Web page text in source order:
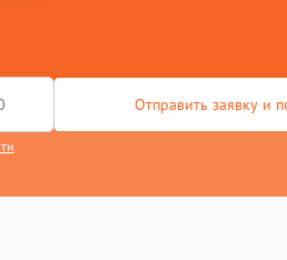
Отправить заявку и